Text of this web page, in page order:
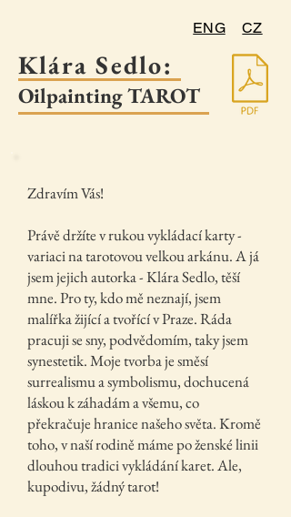
ENG CZ
Klára Sedlo:
Oilpainting TAROT
Zdravím Vás!
Právě držíte v rukou vykládací karty -
variaci na tarotovou velkou arkánu. A já
jsem jejich autorka - Klára Sedlo, těší
mne. Pro ty, kdo mě neznají, jsem
malířka žijící a tvořící v Praze. Ráda
pracuji se sny, podvědomím, taky jsem
synestetik. Moje tvorba je směsí
surrealismu a symbolismu, dochucená
láskou k záhadám a všemu, co
překračuje hranice našeho světa. Kromě
toho, v naší rodině máme po ženské linii
dlouhou tradici vykládání karet. Ale,
kupodivu, žádný tarot!